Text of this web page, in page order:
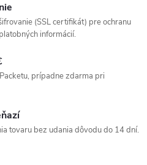
(SSL certifikát) pre ochranu
informácií.
prípadne zdarma pri
tovaru bez udania dôvodu do 14 dní.